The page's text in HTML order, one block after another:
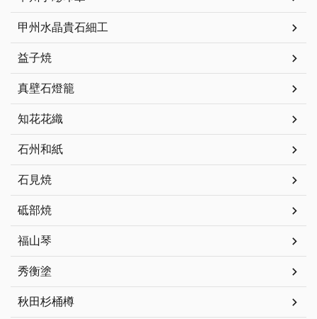
甲州水晶貴石細工
益子焼
真壁石燈籠
知花花織
石州和紙
石見焼
砥部焼
福山琴
秀衡塗
秋田杉桶樽